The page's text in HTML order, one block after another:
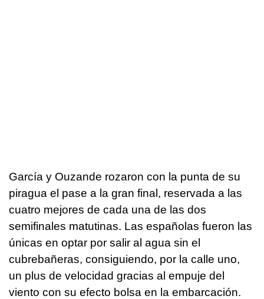
García y Ouzande rozaron con la punta de su
piragua el pase a la gran final, reservada a las
cuatro mejores de cada una de las dos
semifinales matutinas. Las españolas fueron las
únicas en optar por salir al agua sin el
cubrebañeras, consiguiendo, por la calle uno,
un plus de velocidad gracias al empuje del
viento con su efecto bolsa en la embarcación.